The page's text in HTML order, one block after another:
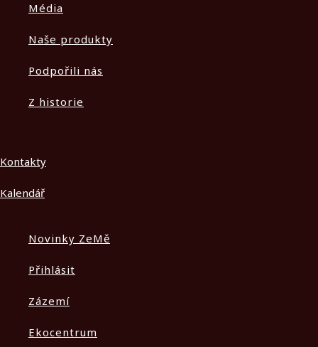
Média
Naše produkty
Podpořili nás
Z historie
Kontakty
Kalendář
Novinky ZeMě
Přihlásit
Zázemí
Ekocentrum